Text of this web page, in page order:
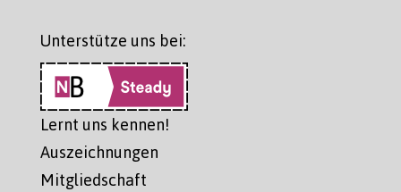
Unterstütze uns bei:
Lernt uns kennen!
Auszeichnungen
Mitgliedschaft